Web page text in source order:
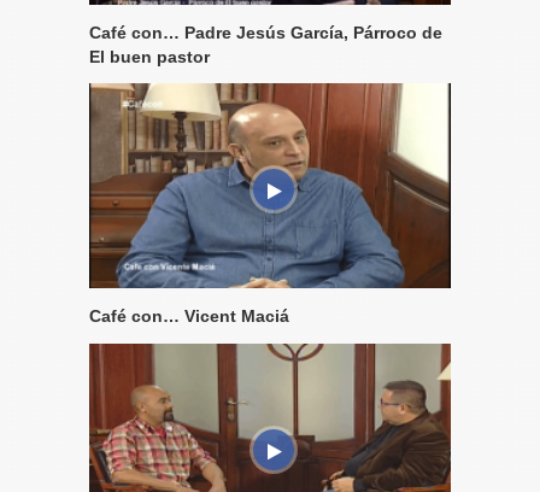
Café con… Padre Jesús García, Párroco de
El buen pastor
Café con… Vicent Maciá